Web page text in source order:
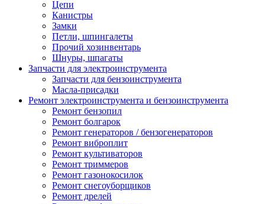
Цепи
Канистры
Замки
Петли, шпингалеты
Прочий хозинвентарь
Шнуры, шпагаты
Запчасти для электроинструмента
Запчасти для бензоинструмента
Масла-присадки
Ремонт электроинструмента и бензоинструмента
Ремонт бензопил
Ремонт болгарок
Ремонт генераторов / бензогенераторов
Ремонт виброплит
Ремонт культиваторов
Ремонт триммеров
Ремонт газонокосилок
Ремонт снегоуборщиков
Ремонт дрелей